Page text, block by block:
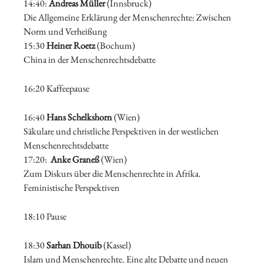
14:40:Andreas Müller(Innsbruck)
Die Allgemeine Erklärung der Menschenrechte: Zwischen
Norm und Verheißung
15:30Heiner Roetz(Bochum)
China in der Menschenrechtsdebatte
16:20 Kaffeepause
16:40Hans Schelkshorn(Wien)
Säkulare und christliche Perspektiven in der westlichen
Menschenrechtsdebatte
17:20: Anke Graneß(Wien)
Zum Diskurs über die Menschenrechte in Afrika.
Feministische Perspektiven
18:10 Pause
18:30Sarhan Dhouib(Kassel)
Islam und Menschenrechte. Eine alte Debatte und neuen